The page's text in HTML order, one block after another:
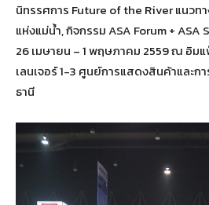
นิทรรศการ Future of the River แนว
แห่งแม่น้ำ, กิจกรรม ASA Forum +
26 เมษายน – 1 พฤษภาคม 2559 ณ อิม
เลนเจอร์ 1-3 ศูนย์การแสดงสินค้าและก
ธานี